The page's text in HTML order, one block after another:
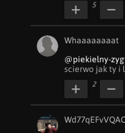
5
Whaaaaaaaat
@piekielny-
scierwo jak ty i
2